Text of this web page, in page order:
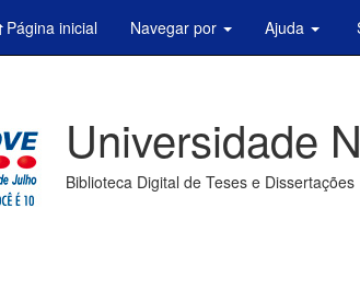
Página inicial Navegar por Ajuda
Universidade
Biblioteca Digital de Teses e Dissertações